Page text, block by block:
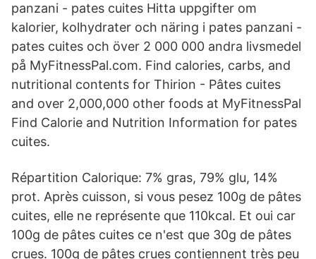
panzani - pates cuites Hitta uppgifter om
kalorier, kolhydrater och näring i pates panzani -
pates cuites och över 2 000 000 andra livsmedel
på MyFitnessPal.com. Find calories, carbs, and
nutritional contents for Thirion - Pâtes cuites
and over 2,000,000 other foods at MyFitnessPal
Find Calorie and Nutrition Information for pates
cuites.
Répartition Calorique: 7% gras, 79% glu, 14%
prot. Après cuisson, si vous pesez 100g de pâtes
cuites, elle ne représente que 110kcal. Et oui car
100g de pâtes cuites ce n'est que 30g de pâtes
crues. 100g de pâtes crues contiennent très peu